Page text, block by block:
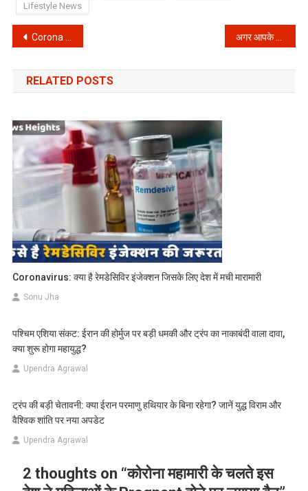
Lifestyle News
Post
navigation
Corona Virus: क्या Weekend Lockdown और Night Curfew का सुझाव सही है?
RELATED POSTS
Coronavirus: क्या है रेमडेसिविर इंजेक्शन जिसके लिए देश में मची मारामारी
Sonu Jha
पश्चिम एशिया संकट: ईरान की होर्मुज पर बड़ी धमकी और ट्रंप का नाकाबंदी वाला दावा,
क्या शुरू होगा महायुद्ध?
Upendra Agrawal
ट्रंप की बड़ी चेतावनी: क्या ईरान परमाणु हथियार के बिना रहेगा? जानें युद्ध विराम और
वैश्विक शांति पर नया अपडेट
Upendra Agrawal
2 thoughts on “कोरोना महामारी के चलते इस